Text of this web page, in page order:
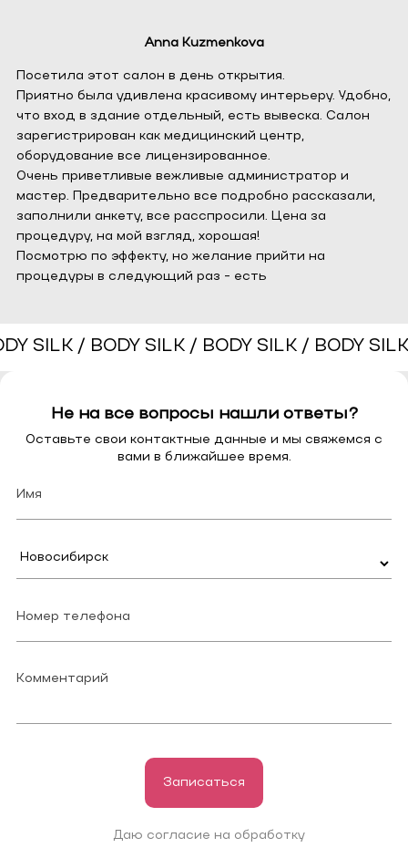
Anna Kuzmenkova
Посетила этот салон в день открытия.
Приятно была удивлена красивому интерьеру. Удобно,
что вход в здание отдельный, есть вывеска. Салон
зарегистрирован как медицинский центр,
оборудование все лицензированное.
Очень приветливые вежливые администратор и
мастер. Предварительно все подробно рассказали,
заполнили анкету, все расспросили. Цена за
процедуру, на мой взгляд, хорошая!
Посмотрю по эффекту, но желание прийти на
процедуры в следующий раз - есть
Не на все вопросы нашли ответы?
Оставьте свои контактные данные и мы свяжемся с
вами в ближайшее время.
Записаться
Даю согласие на обработку